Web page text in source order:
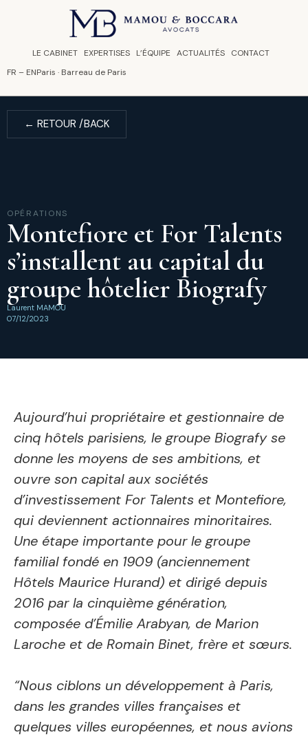
LE CABINET EXPERTISES L’ÉQUIPE ACTUALITÉS
CONTACT
FR – ENParis · Barreau de Paris
← RETOUR /BACK
OPÉRATIONS
Montefiore et For Talents
s’installent au capital du
groupe hôtelier Biografy
Laurent MAMOU
07/12/2023
Aujourd’hui propriétaire et gestionnaire de
cinq hôtels parisiens, le groupe Biografy se
donne les moyens de ses ambitions, et
ouvre son capital aux sociétés
d’investissement For Talents et Montefiore,
qui deviennent actionnaires minoritaires.
Une étape importante pour le groupe
familial fondé en 1909 (anciennement
Hôtels Maurice Hurand) et dirigé depuis
2016 par la cinquième génération,
composée d’Émilie Arabyan, de Marion
Laroche et de Romain Binet, frère et sœurs.
“Nous ciblons un développement à Paris,
dans les grandes villes françaises et
quelques villes européennes, et nous avions
Panneau de gestion des cookies